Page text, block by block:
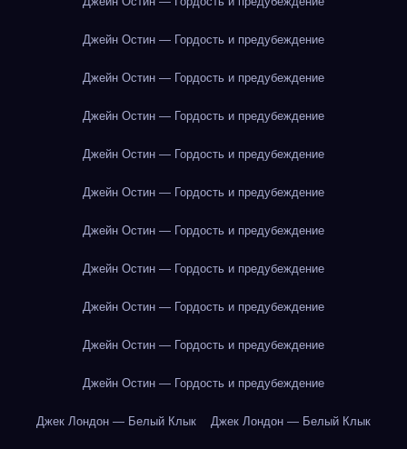
Джейн Остин — Гордость и предубеждение
Джейн Остин — Гордость и предубеждение
Джейн Остин — Гордость и предубеждение
Джейн Остин — Гордость и предубеждение
Джейн Остин — Гордость и предубеждение
Джейн Остин — Гордость и предубеждение
Джейн Остин — Гордость и предубеждение
Джейн Остин — Гордость и предубеждение
Джейн Остин — Гордость и предубеждение
Джейн Остин — Гордость и предубеждение
Джек Лондон — Белый Клык Джек Лондон — Белый Клык